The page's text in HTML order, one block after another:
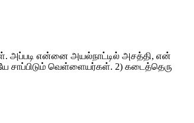
அப்படி என்னை அயல்நாட்டில் அசத்தி, என்
சாப்பிடும் வெள்ளையர்கள். 2) கடைத்தெரு